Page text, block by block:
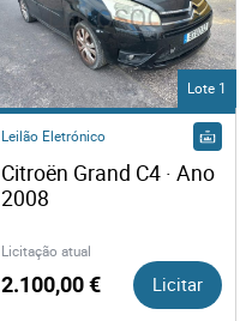
Lote 1
Leilão Eletrónico
Citroën Grand C4 · Ano
2008
Licitação atual
2.100,00 € Licitar